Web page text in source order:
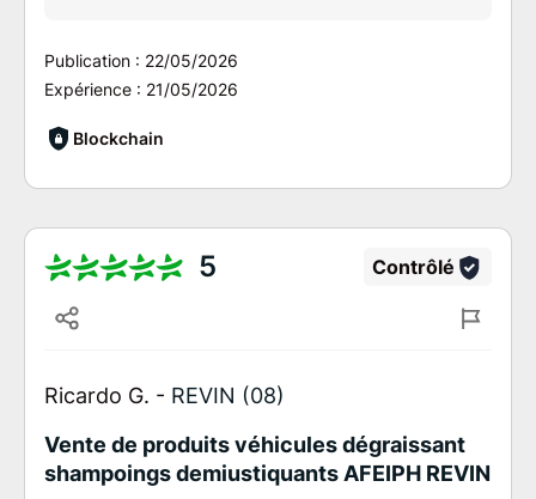
Publication : 22/05/2026
Expérience : 21/05/2026
Blockchain
5 Contrôlé
Ricardo G. - REVIN (08)
Vente de produits véhicules dégraissant
shampoings demiustiquants AFEIPH REVIN